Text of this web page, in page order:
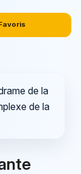
de la
de la